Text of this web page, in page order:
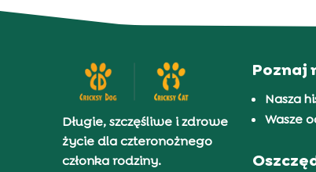
Długie, szczęśliwe i zdrowe
życie dla czteronożnego
członka rodziny.
Poznaj
Nasza
Wasze